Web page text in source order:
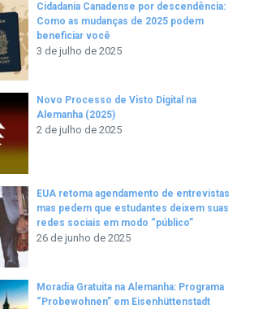
Cidadania Canadense por descendência:
Como as mudanças de 2025 podem
beneficiar você
3 de julho de 2025
Novo Processo de Visto Digital na
Alemanha (2025)
2 de julho de 2025
EUA retoma agendamento de entrevistas
mas pedem que estudantes deixem suas
redes sociais em modo “público”
26 de junho de 2025
Moradia Gratuita na Alemanha: Programa
“Probewohnen” em Eisenhüttenstadt